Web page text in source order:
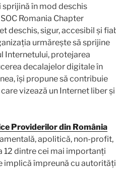
în mod deschis
Romania Chapter
deschis, sigur, accesibil și
urmărește să sprijine
Internetului, protejarea
decalajelor digitale în
își propune să contribuie
vizează un Internet liber și
Providerilor din România
apolitică, non-profit,
12 dintre cei mai importanți
implică împreună cu